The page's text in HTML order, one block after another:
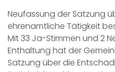
Neufassung der Satzung
ehrenamtliche Tätigkeit
Mit 33 Ja-Stimmen und 2
Enthaltung hat der
Satzung über die